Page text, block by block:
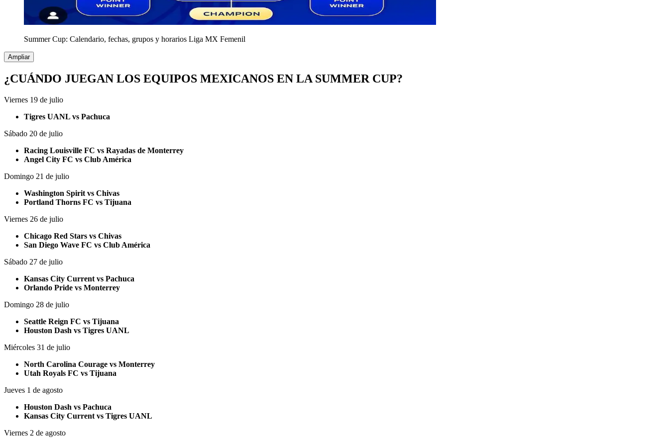
Summer Cup: Calendario, fechas, grupos y horarios Liga MX Femenil
Ampliar
¿CUÁNDO JUEGAN LOS EQUIPOS MEXICANOS EN LA SUMMER CUP?
Viernes 19 de julio
Tigres UANL vs Pachuca
Sábado 20 de julio
Racing Louisville FC vs Rayadas de Monterrey
Angel City FC vs Club América
Domingo 21 de julio
Washington Spirit vs Chivas
Portland Thorns FC vs Tijuana
Viernes 26 de julio
Chicago Red Stars vs Chivas
San Diego Wave FC vs Club América
Sábado 27 de julio
Kansas City Current vs Pachuca
Orlando Pride vs Monterrey
Domingo 28 de julio
Seattle Reign FC vs Tijuana
Houston Dash vs Tigres UANL
Miércoles 31 de julio
North Carolina Courage vs Monterrey
Utah Royals FC vs Tijuana
Jueves 1 de agosto
Houston Dash vs Pachuca
Kansas City Current vs Tigres UANL
Viernes 2 de agosto